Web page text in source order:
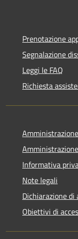
Prenotazione
Segnalazione
Leggi le FAQ
Richiesta
Informativa
Note legali
Dichiarazione di
Obiettivi di